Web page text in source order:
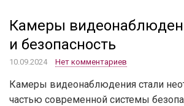
Камеры
и безопасность
10.09.2024 Нет комментариев
Камеры видеонаблюдения стали
частью современной системы